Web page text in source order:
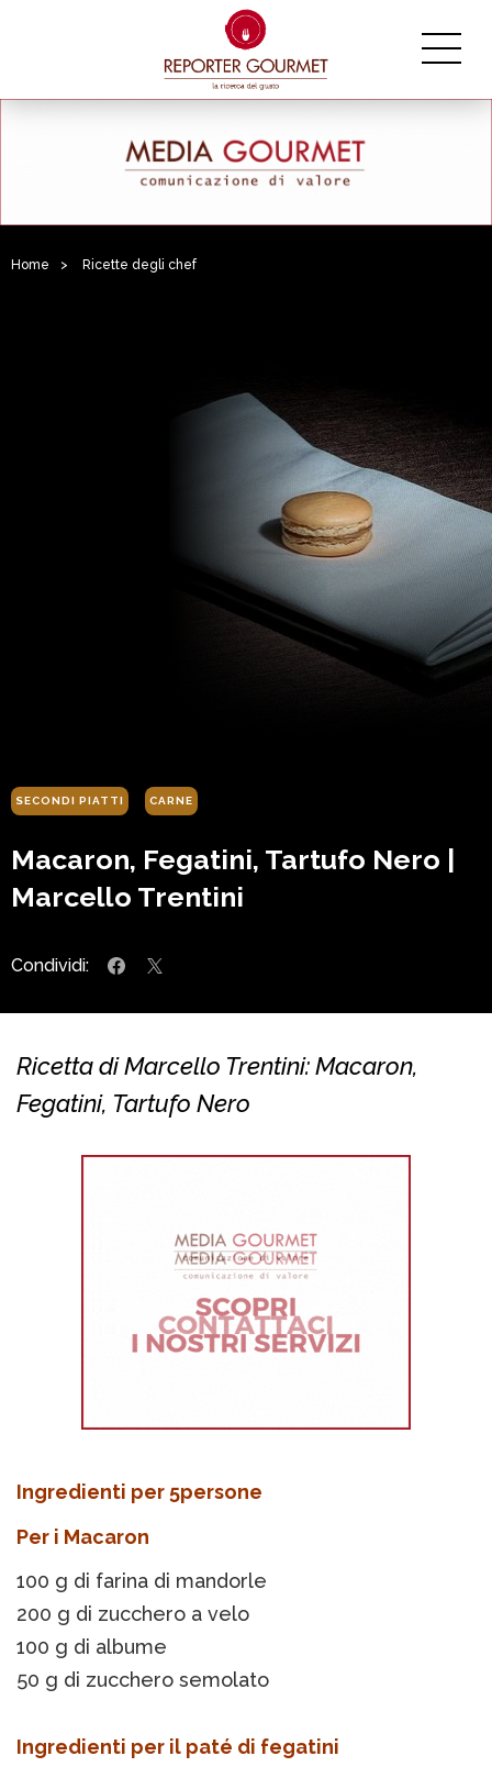
Home > Ricette degli chef
SECONDI PIATTI CARNE
Macaron, Fegatini, Tartufo Nero |
Marcello Trentini
Condividi:
Ricetta di Marcello Trentini: Macaron,
Fegatini, Tartufo Nero
Ingredienti per 5persone
Per i Macaron
100 g di farina di mandorle
200 g di zucchero a velo
100 g di albume
50 g di zucchero semolato
Ingredienti per il paté di fegatini